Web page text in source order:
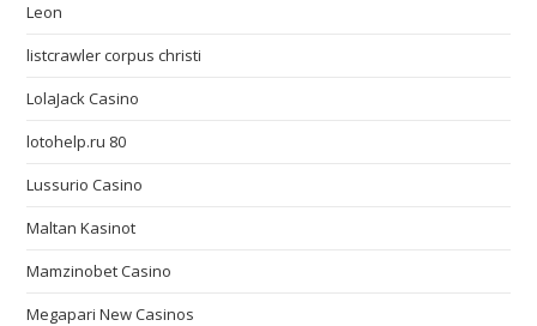
Leon
listcrawler corpus christi
LolaJack Casino
lotohelp.ru 80
Lussurio Casino
Maltan Kasinot
Mamzinobet Casino
Megapari New Casinos